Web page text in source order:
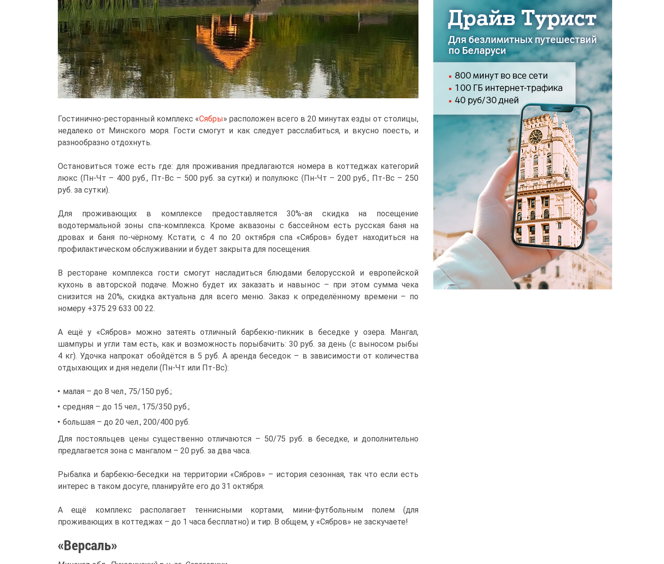
Гостинично-ресторанный комплекс «Сябры» расположен всего в 20 минутах езды от столицы,
недалеко от Минского моря. Гости смогут и как следует расслабиться, и вкусно поесть, и
разнообразно отдохнуть.
Остановиться тоже есть где: для проживания предлагаются номера в коттеджах категорий
люкс (Пн-Чт – 400 руб., Пт-Вс – 500 руб. за сутки) и полулюкс (Пн-Чт – 200 руб., Пт-Вс – 250
руб. за сутки).
Для проживающих в комплексе предоставляется 30%-ая скидка на посещение
водотермальной зоны спа-комплекса. Кроме аквазоны с бассейном есть русская баня на
дровах и баня по-чёрному. Кстати, с 4 по 20 октября спа «Сябров» будет находиться на
профилактическом обслуживании и будет закрыта для посещения.
В ресторане комплекса гости смогут насладиться блюдами белорусской и европейской
кухонь в авторской подаче. Можно будет их заказать и навынос – при этом сумма чека
снизится на 20%, скидка актуальна для всего меню. Заказ к определённому времени – по
номеру +375 29 633 00 22.
А ещё у «Сябров» можно затеять отличный барбекю-пикник в беседке у озера. Мангал,
шампуры и угли там есть, как и возможность порыбачить: 30 руб. за день (с выносом рыбы
4 кг). Удочка напрокат обойдётся в 5 руб. А аренда беседок – в зависимости от количества
отдыхающих и дня недели (Пн-Чт или Пт-Вс):
малая – до 8 чел., 75/150 руб.;
средняя – до 15 чел., 175/350 руб.;
большая – до 20 чел., 200/400 руб.
Для постояльцев цены существенно отличаются – 50/75 руб. в беседке, и дополнительно
предлагается зона с мангалом – 20 руб. за два часа.
Рыбалка и барбекю-беседки на территории «Сябров» – история сезонная, так что если есть
интерес в таком досуге, планируйте его до 31 октября.
А ещё комплекс располагает теннисными кортами, мини-футбольным полем (для
проживающих в коттеджах – до 1 часа бесплатно) и тир. В общем, у «Сябров» не заскучаете!
«Версаль»